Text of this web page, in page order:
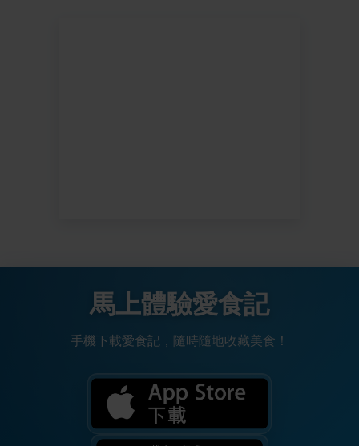
馬上體驗愛食記
手機下載愛食記，隨時隨地收藏美食！